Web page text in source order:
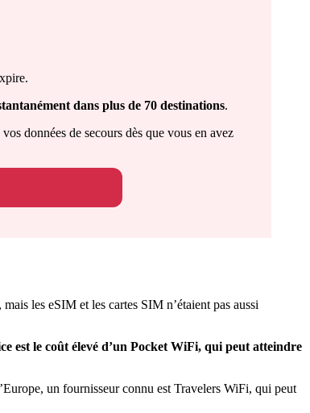
dans plus de 70 destinations.
données de secours dès que vous en avez
les eSIM et les cartes SIM n’étaient pas aussi
est le coût élevé d’un Pocket WiFi, qui peut atteindre
un fournisseur connu est Travelers WiFi, qui peut